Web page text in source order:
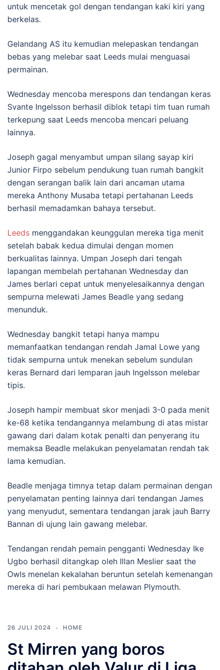
untuk mencetak gol dengan tendangan kaki kiri yang
berkelas.
Gelandang AS itu kemudian melepaskan tendangan
bebas yang melebar saat Leeds mulai menguasai
permainan.
Wednesday mencoba merespons dan tendangan keras
Svante Ingelsson berhasil diblok tetapi tim tuan rumah
terkepung saat Leeds mencoba mencari peluang
lainnya.
Joseph gagal menyambut umpan silang sayap kiri
Junior Firpo sebelum pendukung tuan rumah bangkit
dengan serangan balik lain dari ancaman utama
mereka Anthony Musaba tetapi pertahanan Leeds
berhasil memadamkan bahaya tersebut.
Leeds menggandakan keunggulan mereka tiga menit
setelah babak kedua dimulai dengan momen
berkualitas lainnya. Umpan Joseph dari tengah
lapangan membelah pertahanan Wednesday dan
James berlari cepat untuk menyelesaikannya dengan
sempurna melewati James Beadle yang sedang
menunduk.
Wednesday bangkit tetapi hanya mampu
memanfaatkan tendangan rendah Jamal Lowe yang
tidak sempurna untuk menekan sebelum sundulan
keras Bernard dari lemparan jauh Ingelsson melebar
tipis.
Joseph hampir membuat skor menjadi 3-0 pada menit
ke-68 ketika tendangannya melambung di atas mistar
gawang dari dalam kotak penalti dan penyerang itu
memaksa Beadle melakukan penyelamatan rendah tak
lama kemudian.
Beadle menjaga timnya tetap dalam permainan dengan
penyelamatan penting lainnya dari tendangan James
yang menyudut, sementara tendangan jarak jauh Barry
Bannan di ujung lain gawang melebar.
Tendangan rendah pemain pengganti Wednesday Ike
Ugbo berhasil ditangkap oleh Illan Meslier saat the
Owls menelan kekalahan beruntun setelah kemenangan
mereka di hari pembukaan melawan Plymouth.
26 JULI 2024 HOME
St Mirren yang boros